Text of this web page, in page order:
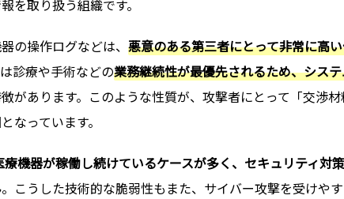
を取り扱う組織です。
の操作ログなどは、 悪意のある第三者にとって非常に高
診療や手術などの業務継続性が最優先されるため、シス
があります。このような性質が、攻撃者にとって「交渉材
なっています。
機器が稼働し続けているケースが多く、セキュリティ対
。こうした技術的な脆弱性もまた、サイバー攻撃を受けや